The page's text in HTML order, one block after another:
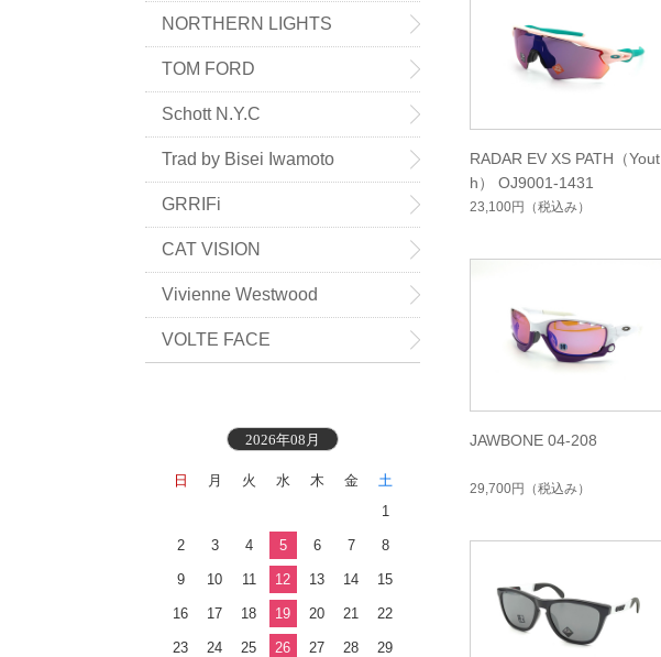
RADAR EV XS PATH（Yout
h） OJ9001-1431
23,100円 （税込み）
JAWBONE 04-208
29,700円 （税込み）
NORTHERN LIGHTS
TOM FORD
Schott N.Y.C
Trad by Bisei Iwamoto
GRRIFi
CAT VISION
Vivienne Westwood
VOLTE FACE
2026年08月
日 月 火 水 木 金
土
1
2 3 4 5 6 7 8
9 10 11 12 13 14 15
16 17 18 19 20 21 22
23 24 25 26 27 28 29